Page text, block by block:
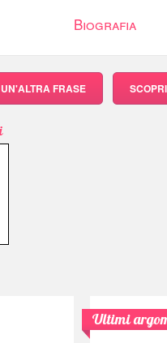
Biografia
FRASE SCOPRI
Ultimi